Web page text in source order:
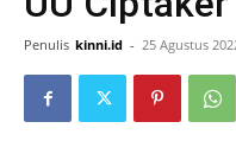
Penulis kinni.id - 25 Agustus